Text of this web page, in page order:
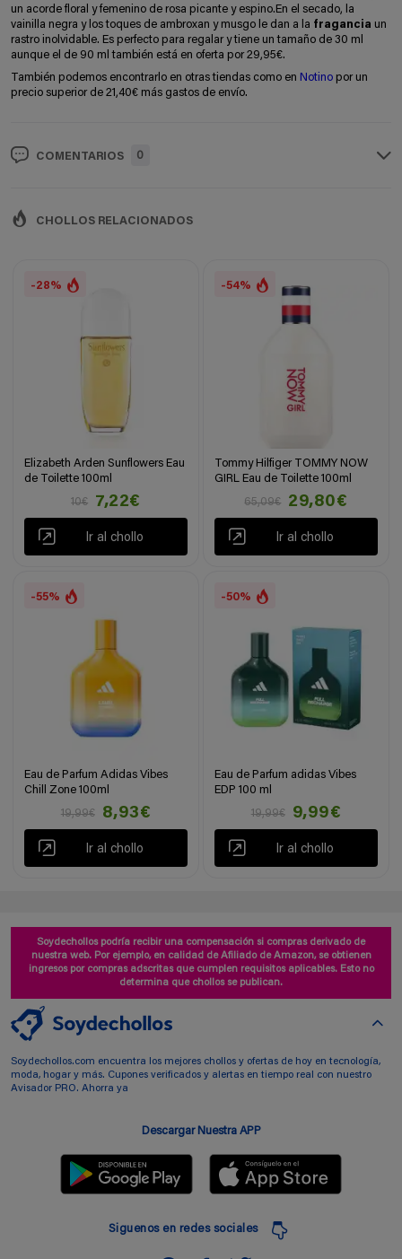
un acorde floral y femenino de rosa picante y espino.En el secado, la
vainilla negra y los toques de ambroxan y musgo le dan a la fragancia un
rastro inolvidable. Es perfecto para regalar y tiene un tamaño de 30 ml
aunque el de 90 ml también está en oferta por 29,95€.
También podemos encontrarlo en otras tiendas como en Notino por un
precio superior de 21,40€ más gastos de envío.
COMENTARIOS 0
CHOLLOS RELACIONADOS
-28%
Elizabeth Arden Sunflowers Eau
de Toilette 100ml
10€
7,22€
Ir al chollo
-54%
Tommy Hilfiger TOMMY NOW
GIRL Eau de Toilette 100ml
65,09€
29,80€
Ir al chollo
-55%
Eau de Parfum Adidas Vibes
Chill Zone 100ml
19,99€
8,93€
Ir al chollo
-50%
Eau de Parfum adidas Vibes
EDP 100 ml
19,99€
9,99€
Ir al chollo
Soydechollos podría recibir una compensación si compras derivado de
nuestra web. Por ejemplo, en calidad de Afiliado de Amazon, se obtienen
ingresos por compras adscritas que cumplen requisitos aplicables. Esto no
determina que chollos se publican.
Soydechollos.com encuentra los mejores chollos y ofertas de hoy en tecnología,
moda, hogar y más. Cupones verificados y alertas en tiempo real con nuestro
Avisador PRO. Ahorra ya
Descargar Nuestra APP
Siguenos en redes sociales